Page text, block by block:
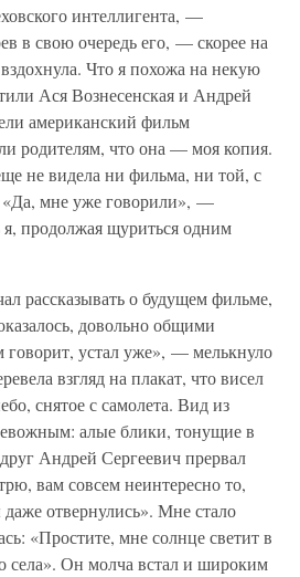
интеллигента, —
в свою очередь его, — скорее на
Что я похожа на некую
Ася Вознесенская и Андрей
американский фильм
родителям, что она — моя копия.
не видела ни фильма, ни той, с
«Да, мне уже говорили», —
я, продолжая щуриться одним
рассказывать о будущем фильме,
довольно общими
говорит, устал уже», — мелькнуло
взгляд на плакат, что висел
снятое с самолета. Вид из
алые блики, тонущие в
Андрей Сергеевич прервал
вам совсем неинтересно то,
отвернулись». Мне стало
«Простите, мне солнце светит в
села». Он молча встал и широким